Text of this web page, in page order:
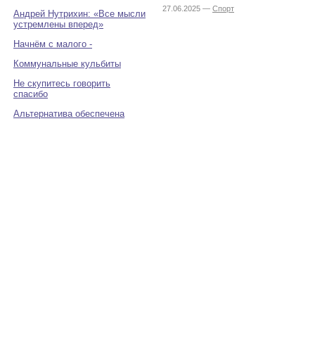
Андрей Нутрихин: «Все мысли
устремлены вперед»
Начнём с малого -
Коммунальные кульбиты
Не скупитесь говорить
спасибо
Альтернатива обеспечена
27.06.2025 — Спорт